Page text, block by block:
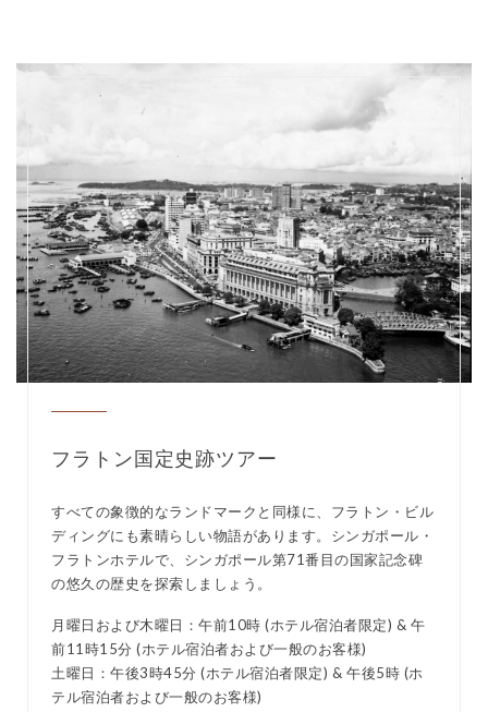
フラトン国定史跡ツアー
すべての象徴的なランドマークと同様に、フラトン・ビル
ディングにも素晴らしい物語があります。シンガポール・
フラトンホテルで、シンガポール第71番目の国家記念碑
の悠久の歴史を探索しましょう。
月曜日および木曜日：午前10時 (ホテル宿泊者限定) & 午
前11時15分 (ホテル宿泊者および一般のお客様)
土曜日：午後3時45分 (ホテル宿泊者限定) & 午後5時 (ホ
テル宿泊者および一般のお客様)